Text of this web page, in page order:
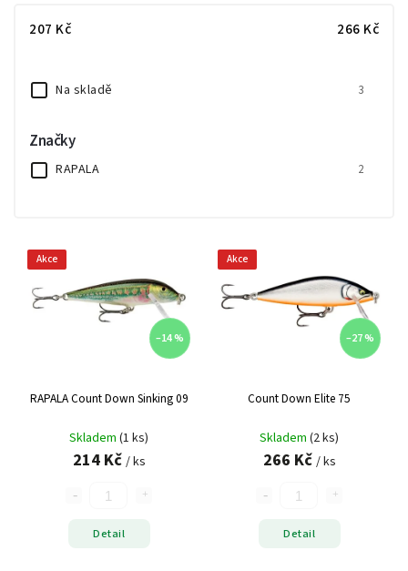
Nejdražší
207 Kč 266 Kč
Na skladě 3
Značky
RAPALA 2
Akce
–14 %
RAPALA Count Down Sinking 09
Skladem (1 ks)
214 Kč / ks
Detail
Akce
–27 %
Count Down Elite 75
Skladem (2 ks)
266 Kč / ks
Detail